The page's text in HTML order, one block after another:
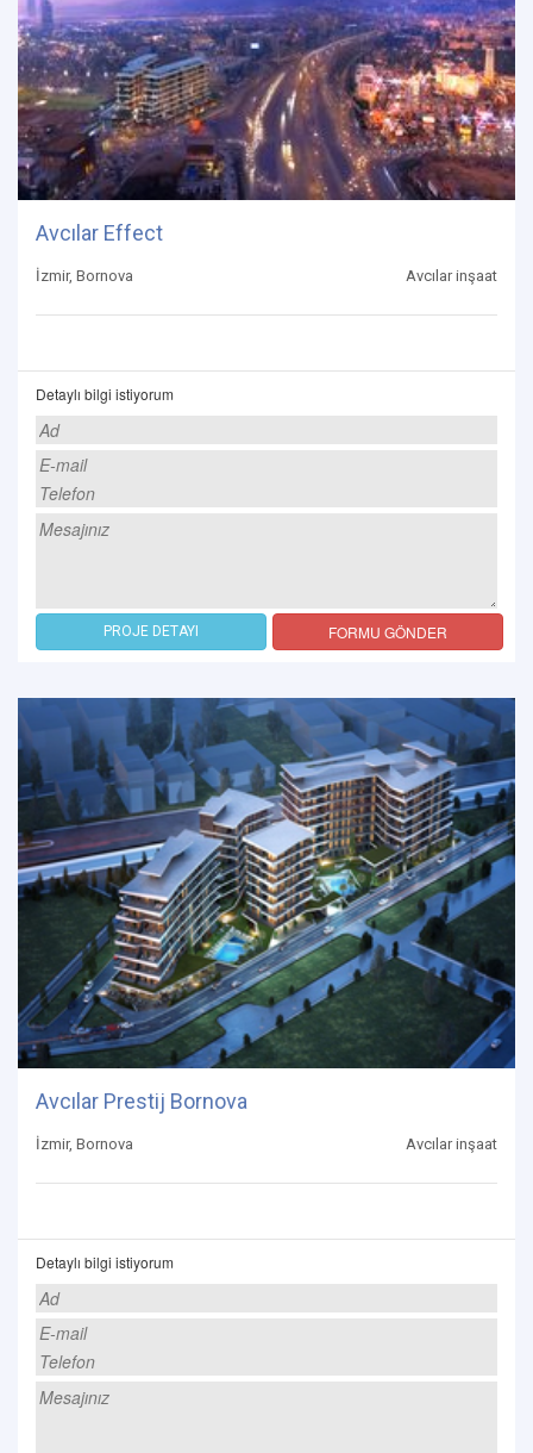
Avcılar Effect
İzmir, Bornova Avcılar inşaat
Detaylı bilgi istiyorum
PROJE DETAYI FORMU GÖNDER
Avcılar Prestij Bornova
İzmir, Bornova Avcılar inşaat
Detaylı bilgi istiyorum